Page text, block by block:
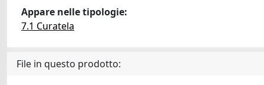
Appare nelle tipologie:
7.1 Curatela
File in questo prodotto: